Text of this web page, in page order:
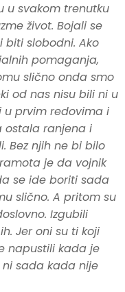
u svakom trenutku
život. Bojali se
biti slobodni. Ako
pomaganja,
slično onda smo
od nas nisu bili ni u
u prvim redovima i
ostala ranjena i
Bez njih ne bi bilo
je da vojnik
se ide boriti sada
slično. A pritom su
Izgubili
Jer oni su ti koji
napustili kada je
sada kada nije